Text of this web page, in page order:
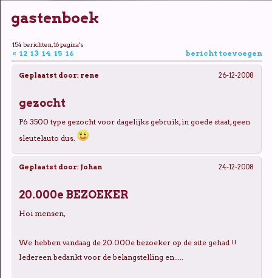
gastenboek
154 berichten, 16 pagina's
bericht toevoegen
« 12 13 14 15 16
26-12-2008
Geplaatst door: rene
gezocht
P6 3500 type gezocht voor dagelijks gebruik, in goede staat, geen
sleutelauto dus.
24-12-2008
Geplaatst door: Johan
20.000e BEZOEKER
Hoi mensen,
We hebben vandaag de 20.000e bezoeker op de site gehad !!
Iedereen bedankt voor de belangstelling en.....